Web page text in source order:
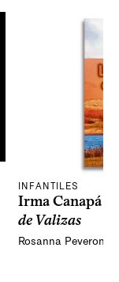
INFANTILES
Irma Canapá
de Valizas
Rosanna Peveroni